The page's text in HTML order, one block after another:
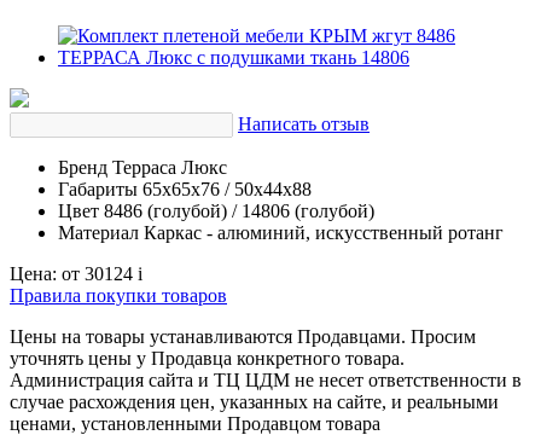
Написать отзыв
Бренд Терраса Люкс
Габариты 65х65х76 / 50х44х88
Цвет 8486 (голубой) / 14806 (голубой)
Материал Каркас - алюминий, искусственный ротанг
Цена: от 30124 i
Правила покупки товаров
Цены на товары устанавливаются Продавцами. Просим
уточнять цены у Продавца конкретного товара.
Администрация сайта и ТЦ ЦДМ не несет ответственности в
случае расхождения цен, указанных на сайте, и реальными
ценами, установленными Продавцом товара